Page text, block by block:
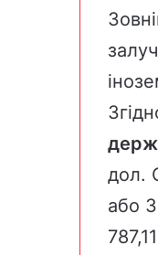
дол.
або